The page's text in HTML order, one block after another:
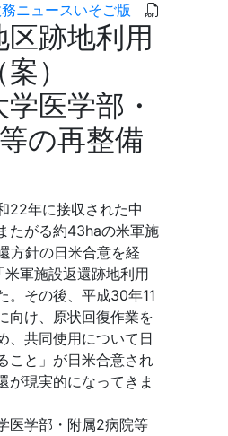
ニュースいそご版
跡地利用
）
医学部・
の再整備
22年に接収された中
たがる約43haの米軍施
方針の日米合意を経
軍施設返還跡地利用
。その後、平成30年11
向け、原状回復作業を
、共同使用について日
こと」が日米合意され
が現実的になってきま
医学部・附属2病院等